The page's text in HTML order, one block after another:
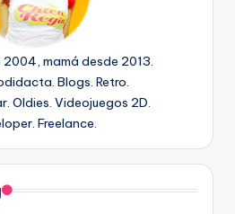
mamá desde 2013.
Blogs. Retro.
Oldies. Videojuegos 2D.
Freelance.